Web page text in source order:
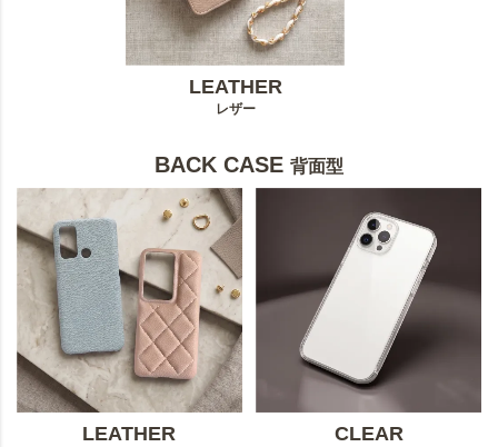
LEATHER
レザー
BACK CASE 背面型
LEATHER CLEAR